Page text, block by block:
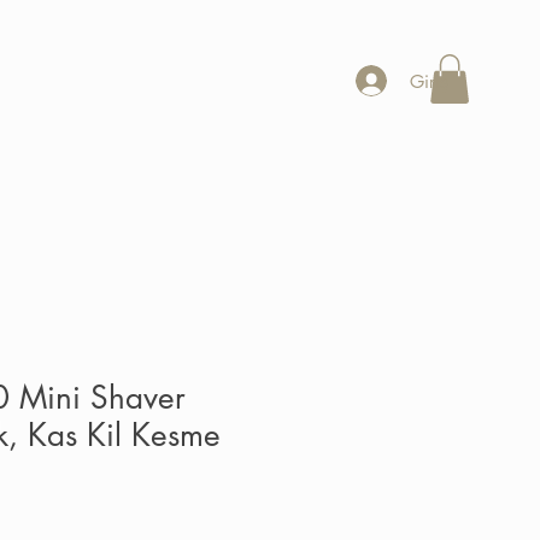
Giriş
Mini Shaver
Kas Kil Kesme